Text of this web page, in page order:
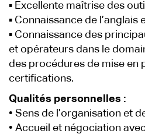
▪ Excellente maîtrise des
▪ Connaissance de l’anglais
▪ Connaissance des
et opérateurs dans le
des procédures de mise en
certifications.
Qualités personnelles :
• Sens de l’organisation et
• Accueil et négociation